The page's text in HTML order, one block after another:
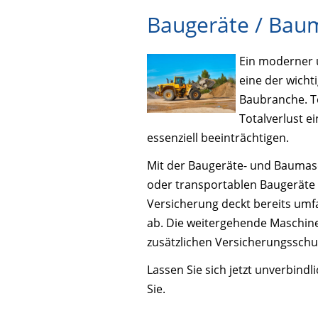
Baugeräte /
Ein moderner
eine der
Baubranche.
Totalverlust
essenziell beeinträchtigen.
Mit der Baugeräte- und
oder transportablen Baugeräte
Versicherung deckt bereits
ab. Die weitergehende
zusätzlichen
Lassen Sie sich jetzt
Sie.